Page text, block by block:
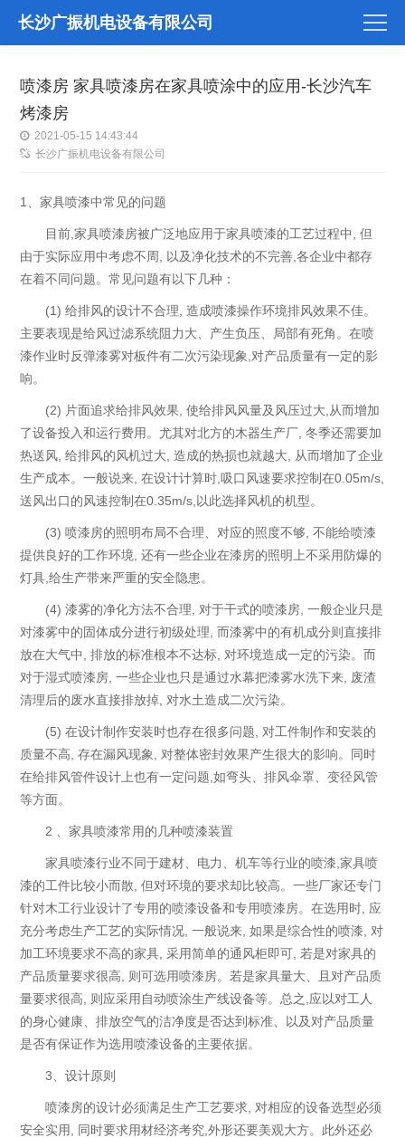
长沙广振机电设备有限公司
喷漆房 家具喷漆房在家具喷涂中的应用-长沙汽车
烤漆房
2021-05-15 14:43:44
长沙广振机电设备有限公司
1、家具喷漆中常见的问题
目前,家具喷漆房被广泛地应用于家具喷漆的工艺过程中, 但
由于实际应用中考虑不周, 以及净化技术的不完善,各企业中都存
在着不同问题。常见问题有以下几种：
(1) 给排风的设计不合理, 造成喷漆操作环境排风效果不佳。
主要表现是给风过滤系统阻力大、产生负压、局部有死角。在喷
漆作业时反弹漆雾对板件有二次污染现象,对产品质量有一定的影
响。
(2) 片面追求给排风效果, 使给排风风量及风压过大,从而增加
了设备投入和运行费用。尤其对北方的木器生产厂, 冬季还需要加
热送风, 给排风的风机过大, 造成的热损也就越大, 从而增加了企业
生产成本。一般说来, 在设计计算时,吸口风速要求控制在0.05m/s,
送风出口的风速控制在0.35m/s,以此选择风机的机型。
(3) 喷漆房的照明布局不合理、对应的照度不够, 不能给喷漆
提供良好的工作环境, 还有一些企业在漆房的照明上不采用防爆的
灯具,给生产带来严重的安全隐患。
(4) 漆雾的净化方法不合理, 对于干式的喷漆房, 一般企业只是
对漆雾中的固体成分进行初级处理, 而漆雾中的有机成分则直接排
放在大气中, 排放的标准根本不达标, 对环境造成一定的污染。而
对于湿式喷漆房, 一些企业也只是通过水幕把漆雾水洗下来, 废渣
清理后的废水直接排放掉, 对水土造成二次污染。
(5) 在设计制作安装时也存在很多问题, 对工件制作和安装的
质量不高, 存在漏风现象, 对整体密封效果产生很大的影响。同时
在给排风管件设计上也有一定问题,如弯头、排风伞罩、变径风管
等方面。
2 、家具喷漆常用的几种喷漆装置
家具喷漆行业不同于建材、电力、机车等行业的喷漆,家具喷
漆的工件比较小而散, 但对环境的要求却比较高。一些厂家还专门
针对木工行业设计了专用的喷漆设备和专用喷漆房。在选用时, 应
充分考虑生产工艺的实际情况, 一般说来, 如果是综合性的喷漆, 对
加工环境要求不高的家具, 采用简单的通风柜即可, 若是对家具的
产品质量要求很高, 则可选用喷漆房。若是家具量大、且对产品质
量要求很高, 则应采用自动喷涂生产线设备等。总之,应以对工人
的身心健康、排放空气的洁净度是否达到标准、以及对产品质量
是否有保证作为选用喷漆设备的主要依据。
3、设计原则
喷漆房的设计必须满足生产工艺要求, 对相应的设备选型必须
安全实用, 同时要求用材经济考究,外形还要美观大方。此外还必